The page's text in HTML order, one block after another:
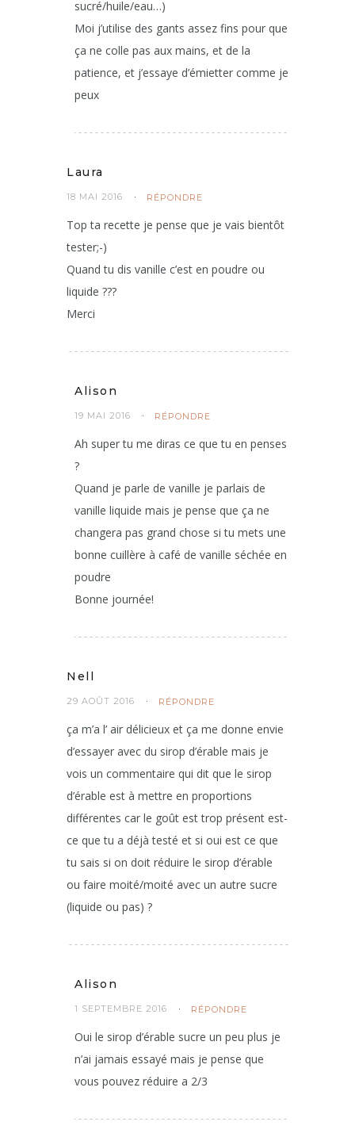
sucré/huile/eau…)
Moi j’utilise des gants assez fins pour que
ça ne colle pas aux mains, et de la
patience, et j’essaye d’émietter comme je
peux
Laura
18 MAI 2016 RÉPONDRE
Top ta recette je pense que je vais bientôt
tester;-)
Quand tu dis vanille c’est en poudre ou
liquide ???
Merci
Alison
19 MAI 2016 RÉPONDRE
Ah super tu me diras ce que tu en penses
?
Quand je parle de vanille je parlais de
vanille liquide mais je pense que ça ne
changera pas grand chose si tu mets une
bonne cuillère à café de vanille séchée en
poudre
Bonne journée!
Nell
29 AOÛT 2016 RÉPONDRE
ça m’a l’ air délicieux et ça me donne envie
d’essayer avec du sirop d’érable mais je
vois un commentaire qui dit que le sirop
d’érable est à mettre en proportions
différentes car le goût est trop présent est-
ce que tu a déjà testé et si oui est ce que
tu sais si on doit réduire le sirop d’érable
ou faire moité/moité avec un autre sucre
(liquide ou pas) ?
Alison
1 SEPTEMBRE 2016 RÉPONDRE
Oui le sirop d’érable sucre un peu plus je
n’ai jamais essayé mais je pense que
vous pouvez réduire a 2/3